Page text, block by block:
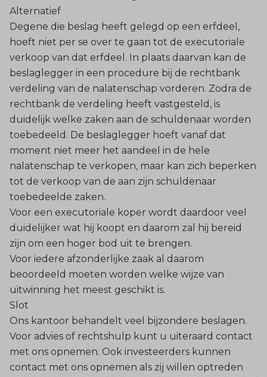
Alternatief
Degene die beslag heeft gelegd op een erfdeel,
hoeft niet per se over te gaan tot de executoriale
verkoop van dat erfdeel. In plaats daarvan kan de
beslaglegger in een procedure bij de rechtbank
verdeling van de nalatenschap vorderen. Zodra de
rechtbank de verdeling heeft vastgesteld, is
duidelijk welke zaken aan de schuldenaar worden
toebedeeld. De beslaglegger hoeft vanaf dat
moment niet meer het aandeel in de hele
nalatenschap te verkopen, maar kan zich beperken
tot de verkoop van de aan zijn schuldenaar
toebedeelde zaken.
Voor een executoriale koper wordt daardoor veel
duidelijker wat hij koopt en daarom zal hij bereid
zijn om een hoger bod uit te brengen.
Voor iedere afzonderlijke zaak al daarom
beoordeeld moeten worden welke wijze van
uitwinning het meest geschikt is.
Slot
Ons kantoor behandelt veel bijzondere beslagen.
Voor advies of rechtshulp kunt u uiteraard contact
met ons opnemen. Ook investeerders kunnen
contact met ons opnemen als zij willen optreden